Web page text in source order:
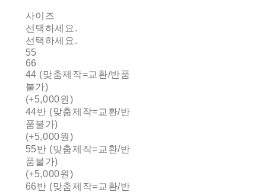
사이즈
선택하세요.
선택하세요.
55
66
44 (맞춤제작=교환/반품
불가)
(+5,000원)
44반 (맞춤제작=교환/반
품불가)
(+5,000원)
55반 (맞춤제작=교환/반
품불가)
(+5,000원)
66반 (맞춤제작=교환/반